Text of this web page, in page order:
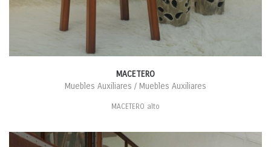
MACETERO
Muebles Auxiliares / Muebles Auxiliares
MACETERO alto